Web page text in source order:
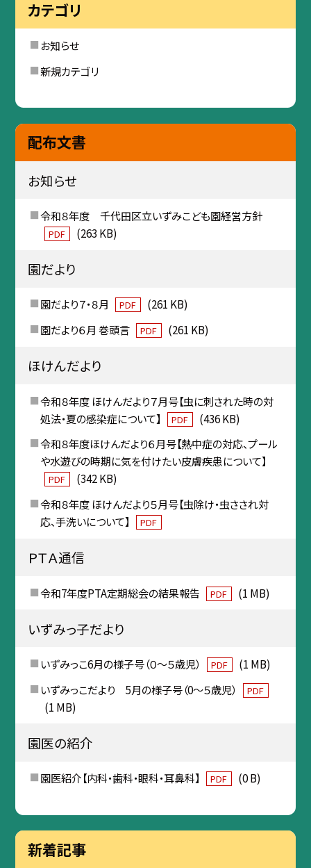
カテゴリ
お知らせ
新規カテゴリ
配布文書
お知らせ
令和８年度 千代田区立いずみこども園経営方針
PDF (263 KB)
園だより
園だより７・８月 PDF
(261 KB)
園だより６月 巻頭言
PDF (261 KB)
ほけんだより
令和８年度 ほけんだより７月号【虫に刺された時の対
処法・夏の感染症について】
PDF
(436 KB)
令和８年度ほけんだより６月号【熱中症の対応、プール
や水遊びの時期に気を付けたい皮膚疾患について】
PDF
(342 KB)
令和８年度 ほけんだより５月号【虫除け・虫さされ対
応、手洗いについて】
PDF
ＰＴＡ通信
令和7年度PTA定期総会の結果報告 PDF (1 MB)
いずみっ子だより
いずみっこ6月の様子号（０～５歳児） PDF
(1 MB)
いずみっこだより 5月の様子号（0～５歳児）
PDF
(1 MB)
園医の紹介
園医紹介【内科・歯科・眼科・耳鼻科】 PDF (0 B)
新着記事